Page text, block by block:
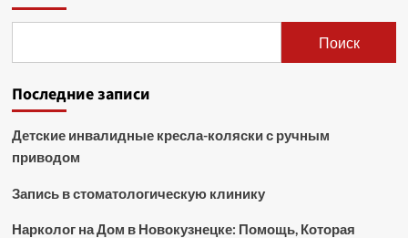
Поиск
Последние записи
Детские инвалидные кресла-коляски с ручным
приводом
Запись в стоматологическую клинику
Нарколог на Дом в Новокузнецке: Помощь, Которая